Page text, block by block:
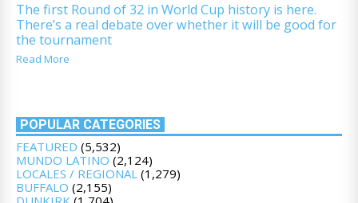
The first Round of 32 in World Cup history is here.
There’s a real debate over whether it will be good for
the tournament
Read More
POPULAR CATEGORIES
FEATURED (5,532)
MUNDO LATINO (2,124)
LOCALES / REGIONAL (1,279)
BUFFALO (2,155)